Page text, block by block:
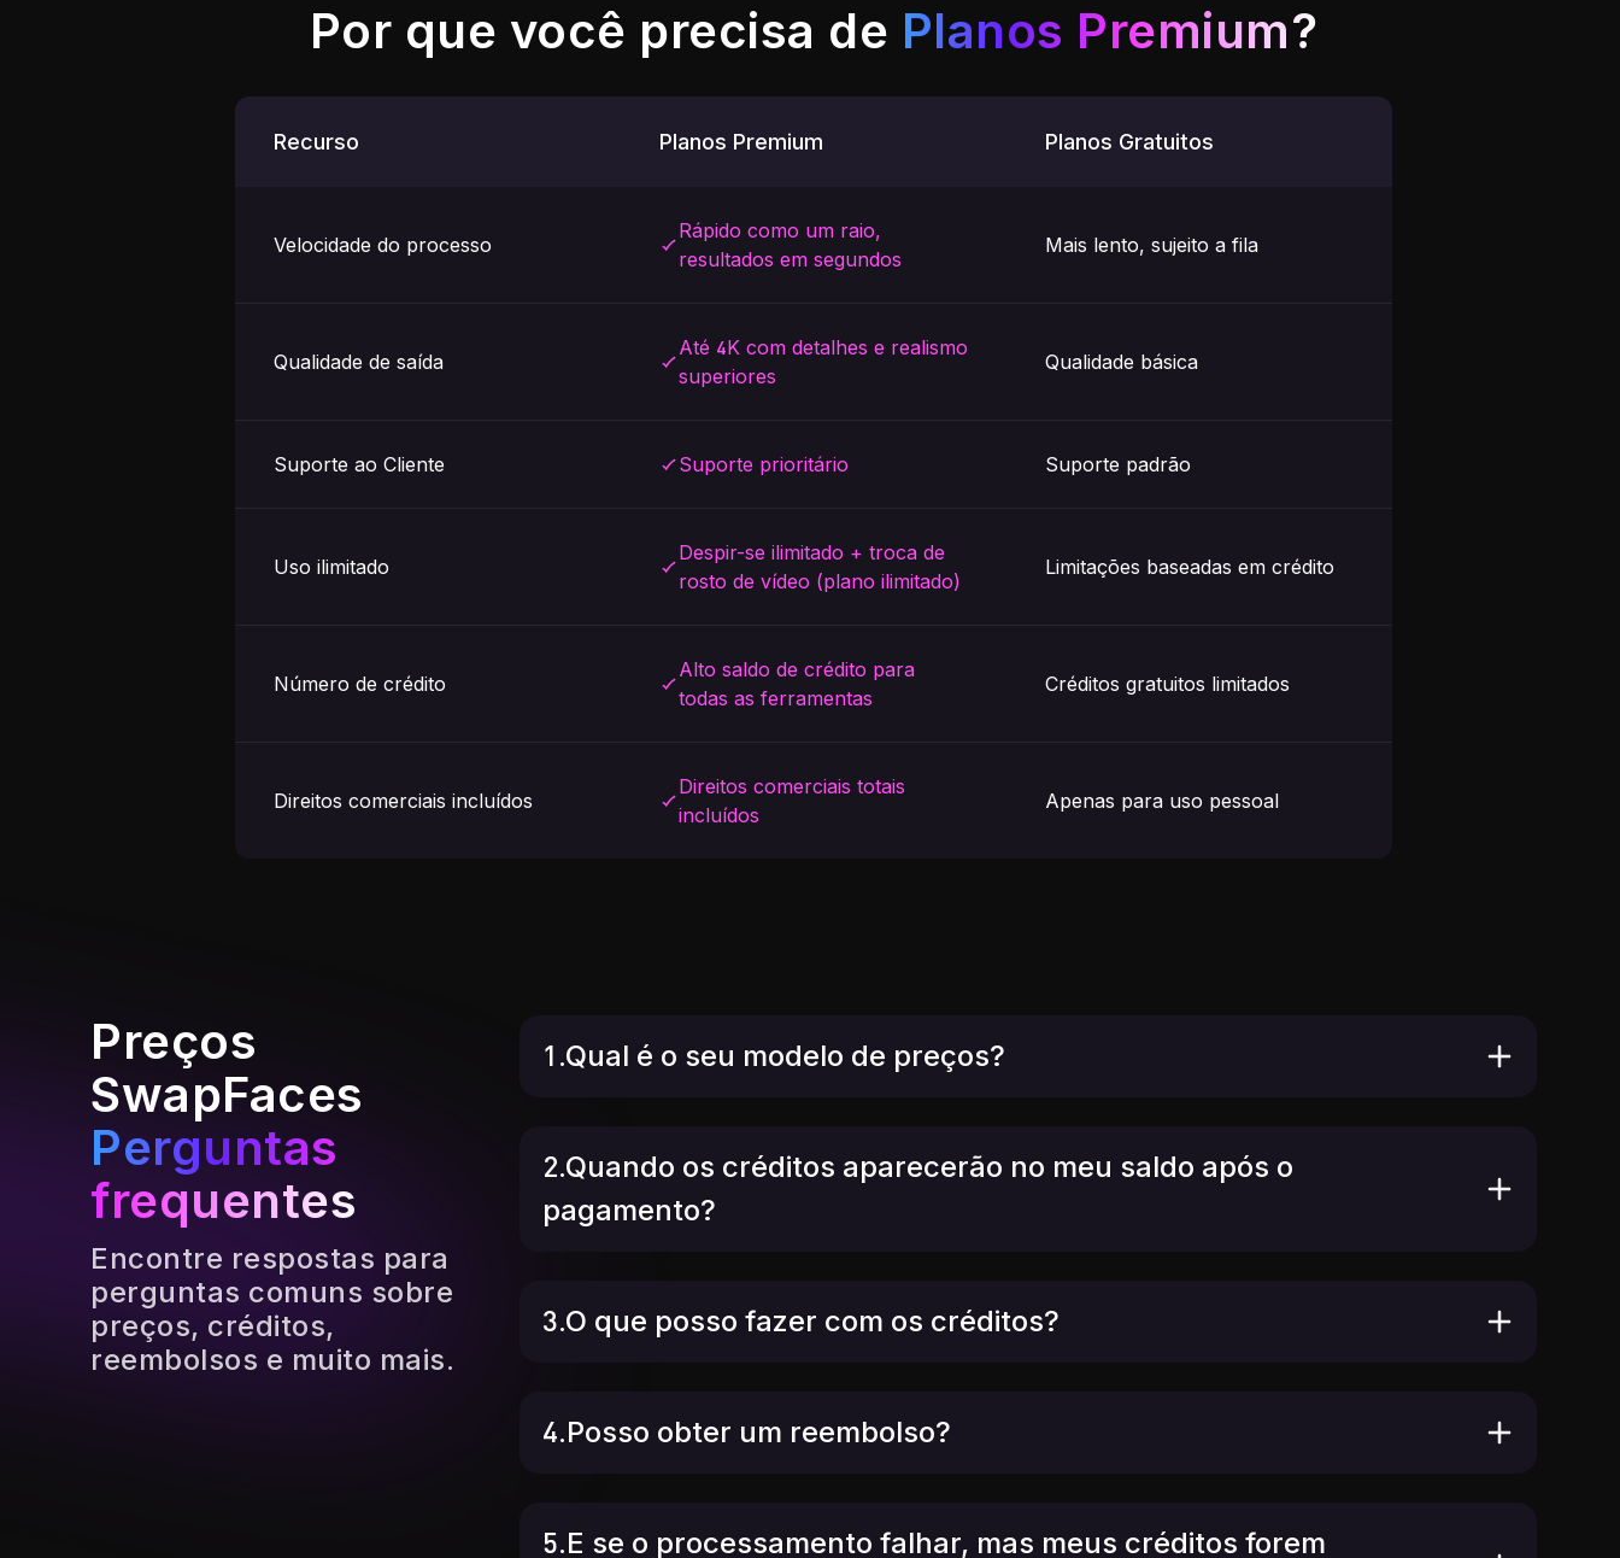
Por que você precisa de Planos Premium?
Recurso Planos Premium Planos Gratuitos
Velocidade do processo
Rápido como um raio,
resultados em segundos
Mais lento, sujeito a fila
Qualidade de saída
Até 4K com detalhes e realismo
superiores
Qualidade básica
Suporte ao Cliente Suporte prioritário Suporte padrão
Uso ilimitado
Despir-se ilimitado + troca de
rosto de vídeo (plano ilimitado)
Limitações baseadas em crédito
Número de crédito
Alto saldo de crédito para
todas as ferramentas
Créditos gratuitos limitados
Direitos comerciais incluídos
Direitos comerciais totais
incluídos
Apenas para uso pessoal
Preços
SwapFaces
Perguntas
frequentes
Encontre respostas para
perguntas comuns sobre
preços, créditos,
reembolsos e muito mais.
1.Qual é o seu modelo de preços?
2.Quando os créditos aparecerão no meu saldo após o
pagamento?
3.O que posso fazer com os créditos?
4.Posso obter um reembolso?
5.E se o processamento falhar, mas meus créditos forem